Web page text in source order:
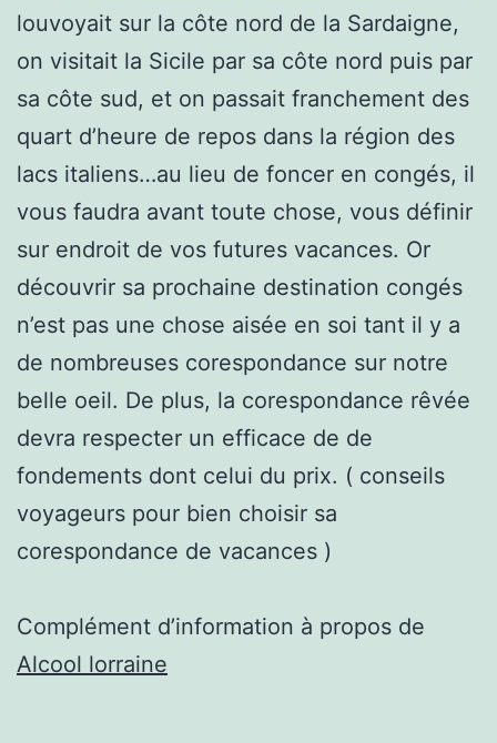
louvoyait sur la côte nord de la Sardaigne,
on visitait la Sicile par sa côte nord puis par
sa côte sud, et on passait franchement des
quart d’heure de repos dans la région des
lacs italiens…au lieu de foncer en congés, il
vous faudra avant toute chose, vous définir
sur endroit de vos futures vacances. Or
découvrir sa prochaine destination congés
n’est pas une chose aisée en soi tant il y a
de nombreuses corespondance sur notre
belle oeil. De plus, la corespondance rêvée
devra respecter un efficace de de
fondements dont celui du prix. ( conseils
voyageurs pour bien choisir sa
corespondance de vacances )
Complément d’information à propos de
Alcool lorraine